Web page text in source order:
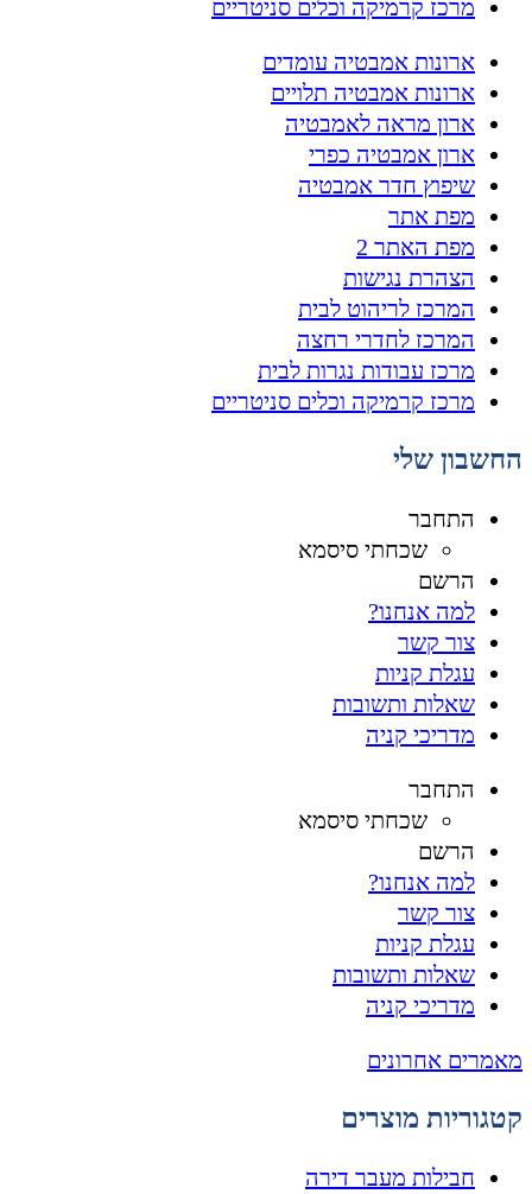
מרכז קרמיקה וכלים סניטריים
ארונות אמבטיה עומדים
ארונות אמבטיה תלויים
ארון מראה לאמבטיה
ארון אמבטיה כפרי
שיפוץ חדר אמבטיה
מפת אתר
מפת האתר 2
הצהרת נגישות
המרכז לריהוט לבית
המרכז לחדרי רחצה
מרכז עבודות נגרות לבית
מרכז קרמיקה וכלים סניטריים
החשבון שלי
התחבר
שכחתי סיסמא
הרשם
למה אנחנו?
צור קשר
עגלת קניות
שאלות ותשובות
מדריכי קניה
התחבר
שכחתי סיסמא
הרשם
למה אנחנו?
צור קשר
עגלת קניות
שאלות ותשובות
מדריכי קניה
מאמרים אחרונים
קטגוריות מוצרים
חבילות מעבר דירה